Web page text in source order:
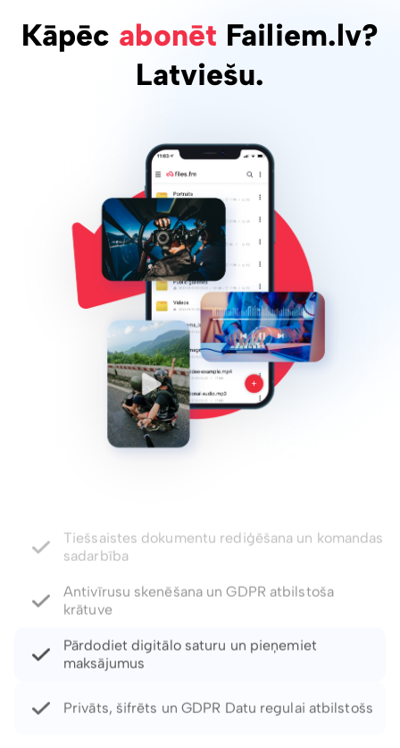
Kāpēc abonēt Failiem.lv?
Latviešu.
Antivīrusu skenēšana un GDPR atbilstoša
krātuve
Pārdodiet digitālo saturu un pieņemiet
maksājumus
Privāts, šifrēts un GDPR Datu regulai atbilstošs
Pārsūtiet lielus failus sākotnējā kvalitātē